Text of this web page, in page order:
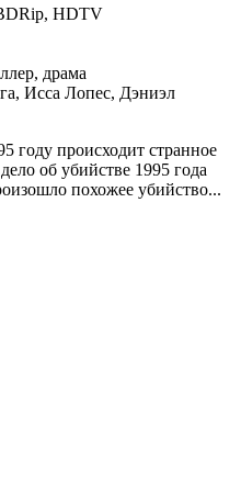
HDTV
драма
Исса Лопес, Дэниэл
году происходит странное
об убийстве 1995 года
похожее убийство...